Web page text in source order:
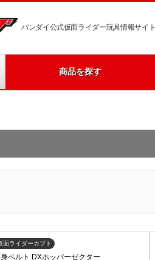
バンダイ公式仮面ライダー玩具情報サイト
商品を探す
面ライダーカブト
ベルト DXホッパーゼクター